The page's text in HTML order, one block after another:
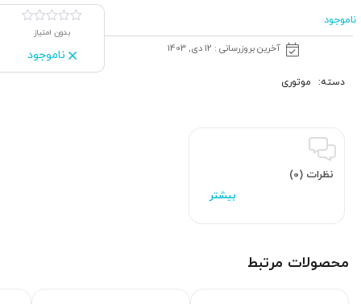
ناموجود
آخرین بروزرسانی : 12 دی, 1403
بدون امتیاز
ناموجود
دسته: موتوری
نظرات (0)
محصولات مرتبط